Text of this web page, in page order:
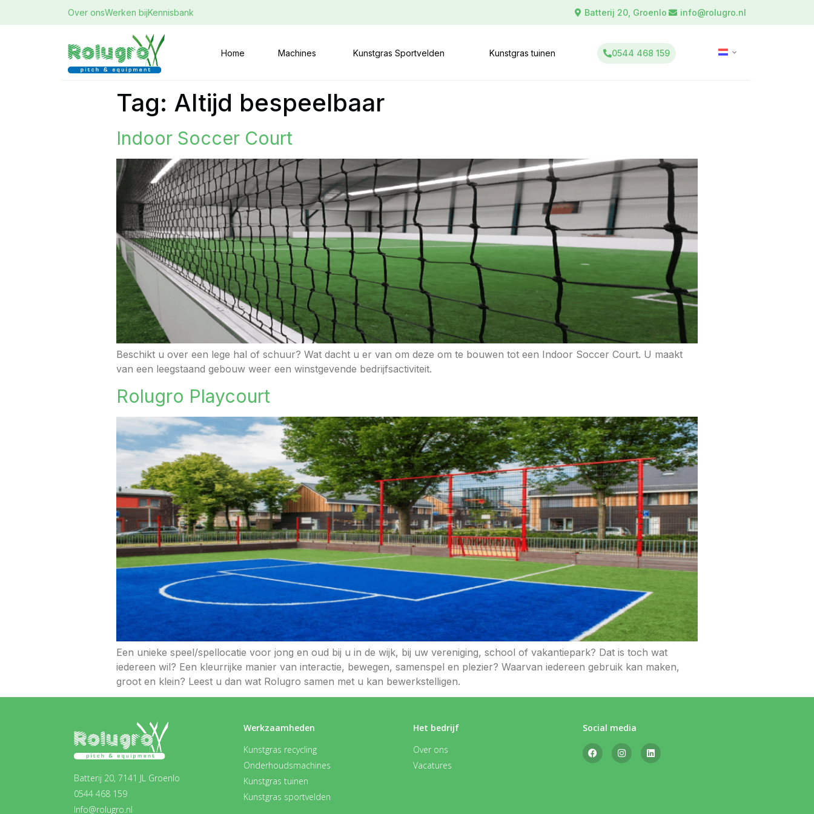
Over onsWerken bijKennisbank Batterij 20, Groenlo info@rolugro.nl
Home Machines Kunstgras Sportvelden Kunstgras tuinen 0544 468 159
Tag: Altijd bespeelbaar
Indoor Soccer Court
Beschikt u over een lege hal of schuur? Wat dacht u er van om deze om te bouwen tot een Indoor Soccer Court. U maakt
van een leegstaand gebouw weer een winstgevende bedrijfsactiviteit.
Rolugro Playcourt
Een unieke speel/spellocatie voor jong en oud bij u in de wijk, bij uw vereniging, school of vakantiepark? Dat is toch wat
iedereen wil? Een kleurrijke manier van interactie, bewegen, samenspel en plezier? Waarvan iedereen gebruik kan maken,
groot en klein? Leest u dan wat Rolugro samen met u kan bewerkstelligen.
Batterij 20, 7141 JL Groenlo
0544 468 159
Info@rolugro.nl
Werkzaamheden
Kunstgras recycling
Onderhoudsmachines
Kunstgras tuinen
Kunstgras sportvelden
Het bedrijf
Over ons
Vacatures
Social media